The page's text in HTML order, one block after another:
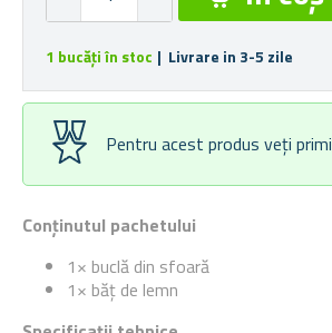
Conținutul pachetului
1× buclă din sfoară
1× băţ de lemn
1 bucăți în stoc | Livrare in 3-5 zile
Pentru acest produs veți primi